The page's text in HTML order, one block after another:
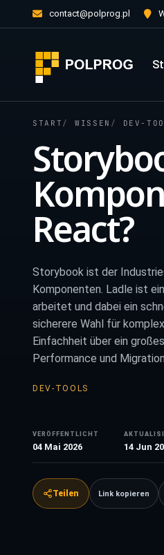
contact@polprog.pl
START WISSEN DEV-
React?
Storybook ist der
Komponenten. Ladle ist
arbeitet und dabei ein
sicherere Wahl für
Einfachheit über ein
Performance und
DEV-TOOLS
VERÖFFENTLICHT
04 Mai 2026 14 Jun
Teilen Link kopieren